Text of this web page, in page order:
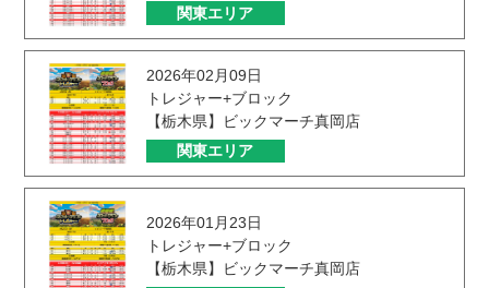
関東エリア
2026年02月09日
トレジャー+ブロック
【栃木県】ビックマーチ真岡店
関東エリア
2026年01月23日
トレジャー+ブロック
【栃木県】ビックマーチ真岡店